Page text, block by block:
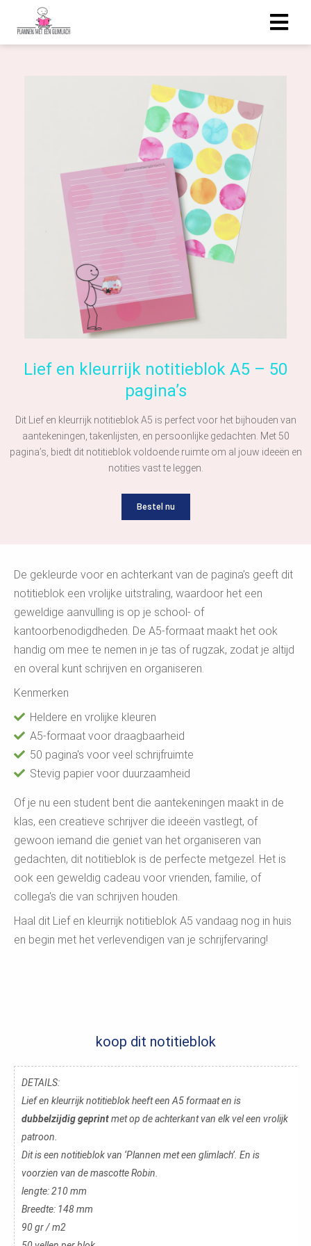
Lief en kleurrijk notitieblok A5 – 50
pagina’s
Dit Lief en kleurrijk notitieblok A5 is perfect voor het bijhouden van
aantekeningen, takenlijsten, en persoonlijke gedachten. Met 50
pagina’s, biedt dit notitieblok voldoende ruimte om al jouw ideeën en
notities vast te leggen.
Bestel nu
De gekleurde voor en achterkant van de pagina’s geeft dit
notitieblok een vrolijke uitstraling, waardoor het een
geweldige aanvulling is op je school- of
kantoorbenodigdheden. De A5-formaat maakt het ook
handig om mee te nemen in je tas of rugzak, zodat je altijd
en overal kunt schrijven en organiseren.
Kenmerken
Heldere en vrolijke kleuren
A5-formaat voor draagbaarheid
50 pagina's voor veel schrijfruimte
Stevig papier voor duurzaamheid
Of je nu een student bent die aantekeningen maakt in de
klas, een creatieve schrijver die ideeën vastlegt, of
gewoon iemand die geniet van het organiseren van
gedachten, dit notitieblok is de perfecte metgezel. Het is
ook een geweldig cadeau voor vrienden, familie, of
collega's die van schrijven houden.
Haal dit Lief en kleurrijk notitieblok A5 vandaag nog in huis
en begin met het verlevendigen van je schrijfervaring!
koop dit notitieblok
DETAILS:
Lief en kleurrijk notitieblok heeft een A5 formaat en is
dubbelzijdig geprintmet op de achterkant van elk vel een vrolijk
patroon.
Dit is een notitieblok van ‘Plannen met een glimlach’. En is
voorzien van de mascotte Robin.
lengte: 210 mm
Breedte: 148 mm
90 gr / m2